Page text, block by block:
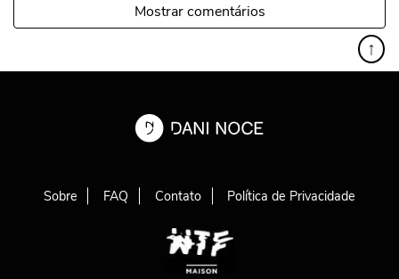
Mostrar comentários
↑
Sobre FAQ Contato Política de Privacidade